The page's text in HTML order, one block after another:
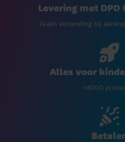
Levering met DPD
Gratis verzending bij
Alles voor
+8000